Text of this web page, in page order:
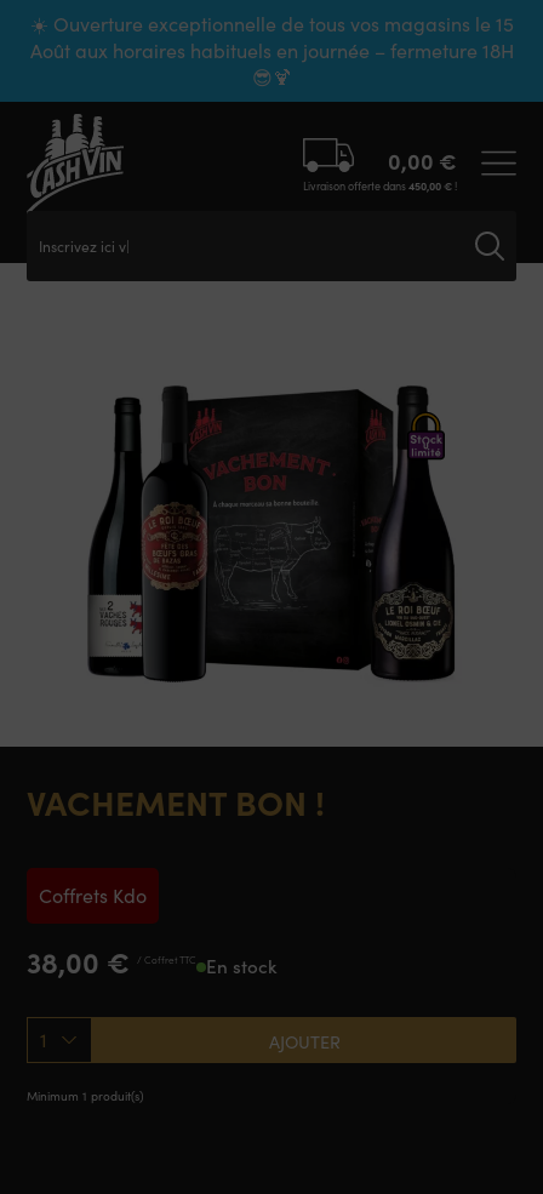
☀️ Ouverture exceptionnelle de tous vos magasins le 15
Août aux horaires habituels en journée – fermeture 18H
😎🍹
Inscrivez ici vo
0,00 €
Livraison offerte dans450,00 €!
VACHEMENT BON !
38,00 € / Coffret TTC En stock
1 AJOUTER
Minimum 1 produit(s)
Coffrets Kdo
Panneau de gestion des cookies